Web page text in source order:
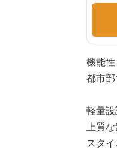
機能
都市
軽量
上質
スタ